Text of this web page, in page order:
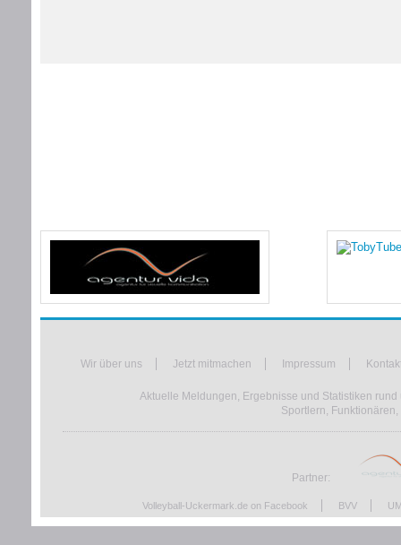
Wir über uns Jetzt mitmachen Impressum
Aktuelle Meldungen, Ergebnisse und Statistiken
Sportlern,
Partner:
Volleyball-Uckermark.de on Facebook BVV